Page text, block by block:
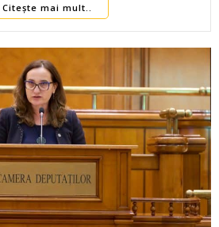
Citește mai mult..